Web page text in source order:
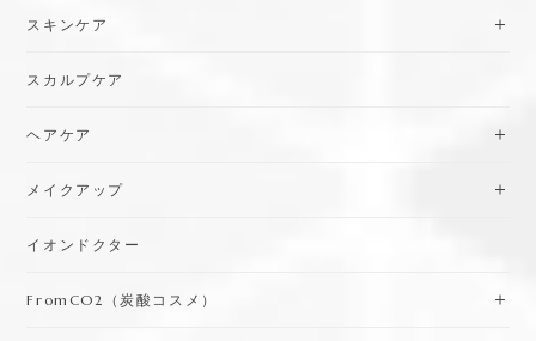
スキンケア
スカルプケア
ヘアケア
メイクアップ
イオンドクター
FromCO2（炭酸コスメ）